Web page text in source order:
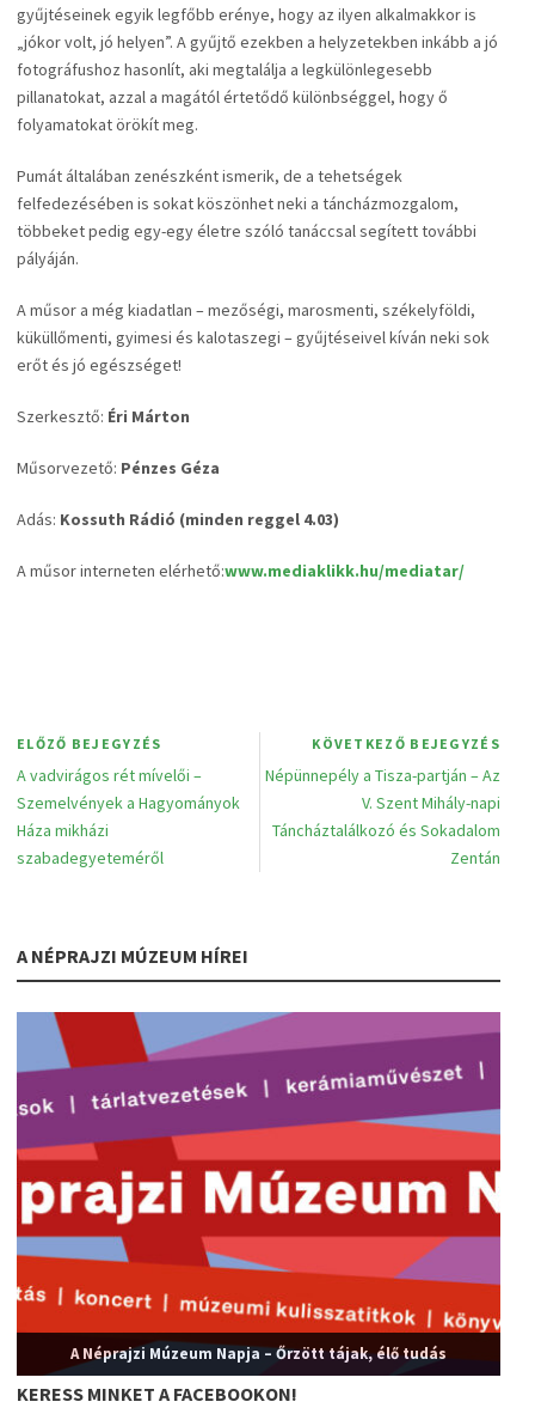
gyűjtéseinek egyik legfőbb erénye, hogy az ilyen alkalmakkor is
„jókor volt, jó helyen”. A gyűjtő ezekben a helyzetekben inkább a jó
fotográfushoz hasonlít, aki megtalálja a legkülönlegesebb
pillanatokat, azzal a magától értetődő különbséggel, hogy ő
folyamatokat örökít meg.
Pumát általában zenészként ismerik, de a tehetségek
felfedezésében is sokat köszönhet neki a táncházmozgalom,
többeket pedig egy-egy életre szóló tanáccsal segített további
pályáján.
A műsor a még kiadatlan – mezőségi, marosmenti, székelyföldi,
küküllőmenti, gyimesi és kalotaszegi – gyűjtéseivel kíván neki sok
erőt és jó egészséget!
Szerkesztő: Éri Márton
Műsorvezető: Pénzes Géza
Adás: Kossuth Rádió (minden reggel 4.03)
A műsor interneten elérhető:www.mediaklikk.hu/mediatar/
ELŐZŐ BEJEGYZÉS
A vadvirágos rét mívelői –
Szemelvények a Hagyományok
Háza mikházi
szabadegyeteméről
KÖVETKEZŐ BEJEGYZÉS
Népünnepély a Tisza-partján – Az
V. Szent Mihály-napi
Táncháztalálkozó és Sokadalom
Zentán
A NÉPRAJZI MÚZEUM HÍREI
A Néprajzi Múzeum Napja – Őrzött tájak, élő tudás
KERESS MINKET A FACEBOOKON!